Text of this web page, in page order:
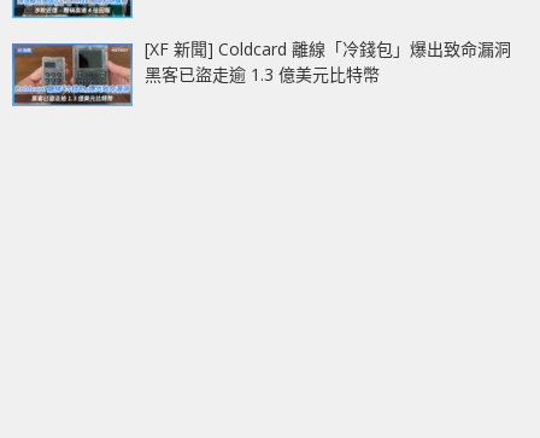
[XF 新聞] Coldcard 離線「冷錢包」爆出致命漏洞
黑客已盜走逾 1.3 億美元比特幣